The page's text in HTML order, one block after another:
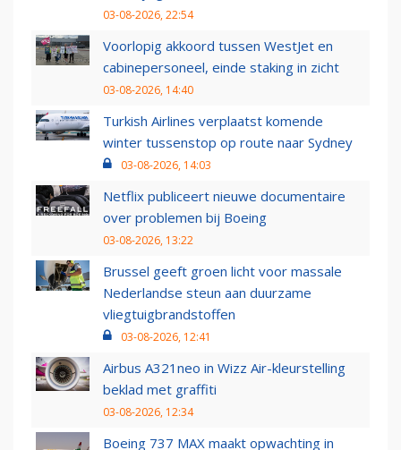
03-08-2026, 22:54
Voorlopig akkoord tussen WestJet en
cabinepersoneel, einde staking in zicht
03-08-2026, 14:40
Turkish Airlines verplaatst komende
winter tussenstop op route naar Sydney
03-08-2026, 14:03
Netflix publiceert nieuwe documentaire
over problemen bij Boeing
03-08-2026, 13:22
Brussel geeft groen licht voor massale
Nederlandse steun aan duurzame
vliegtuigbrandstoffen
03-08-2026, 12:41
Airbus A321neo in Wizz Air-kleurstelling
beklad met graffiti
03-08-2026, 12:34
Boeing 737 MAX maakt opwachting in